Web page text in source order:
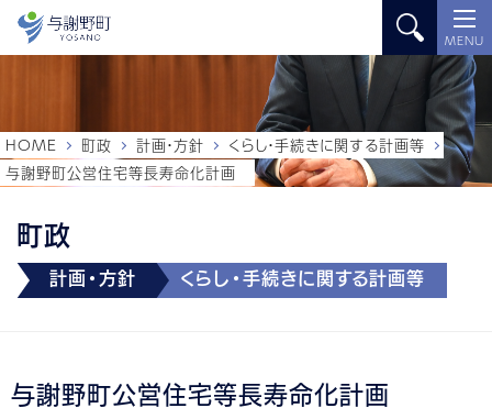
MENU
町政
計画・方針 くらし・手続きに関する計画等
HOME 町政 計画・方針
くらし・手続きに関する計画等
与謝野町公営住宅等長寿命化計画
与謝野町公営住宅等長寿命化計画